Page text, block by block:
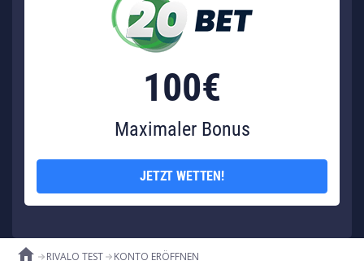
100€
Maximaler Bonus
JETZT WETTEN!
home RIVALO TEST KONTO ERÖFFNEN